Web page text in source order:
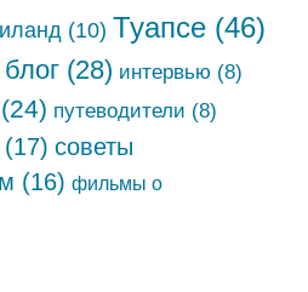
(10) Туапсе (46)
блог (28) интервью (8)
(24) путеводители (8)
(17) советы
(16) фильмы о